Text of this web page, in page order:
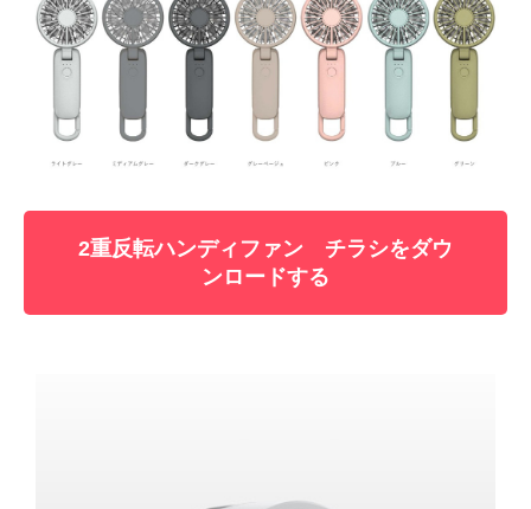
2重反転ハンディファン チラシをダウ
ンロードする